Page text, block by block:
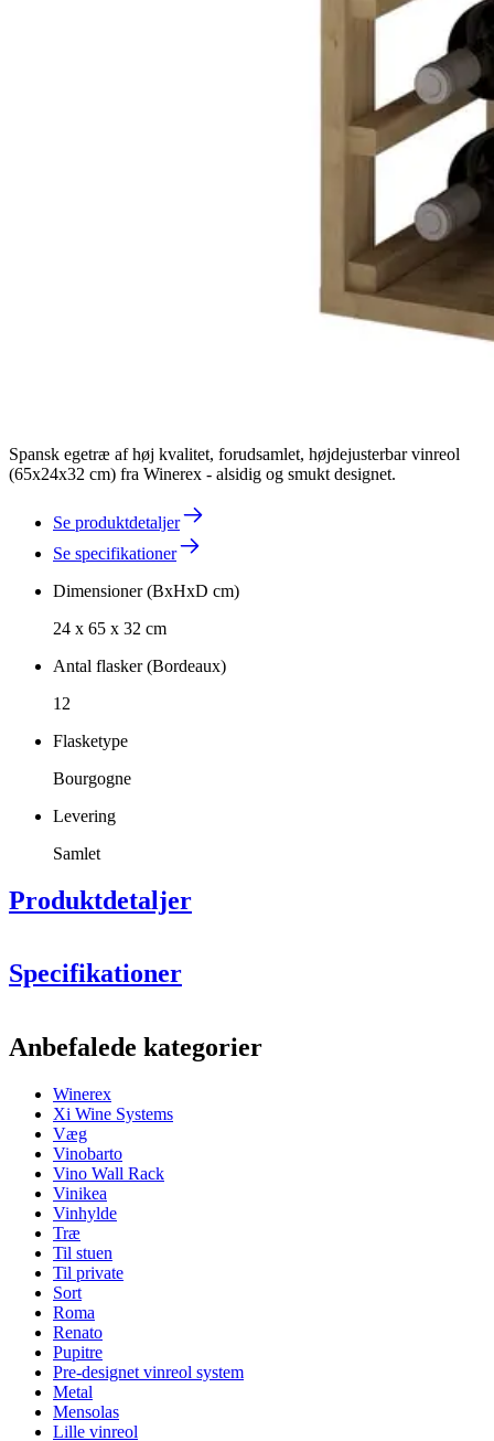
Spansk egetræ af høj kvalitet, forudsamlet, højdejusterbar vinreol
(65x24x32 cm) fra Winerex - alsidig og smukt designet.
Se produktdetaljer
Se specifikationer
Dimensioner (BxHxD cm)
24 x 65 x 32 cm
Antal flasker (Bordeaux)
12
Flasketype
Bourgogne
Levering
Samlet
Produktdetaljer
Specifikationer
ProduktnummerBX2010
Generelt
Placering
ModulærJa
LeveringSamlet
Dimensioner (BxHxD cm)
Vægt (kg)
Højde (cm)
Bredde (cm)
Dybde (cm)
Flasker
Antal flasker (Bordeaux)12
Flasketype
Anbefalede kategorier
Winerex
Xi Wine Systems
Væg
Vinobarto
Vino Wall Rack
Vinikea
Vinhylde
Træ
Til stuen
Til private
Sort
Roma
Renato
Pupitre
Pre-designet vinreol system
Metal
Mensolas
Lille vinreol